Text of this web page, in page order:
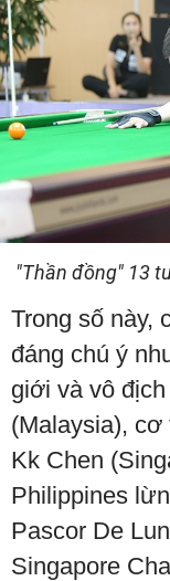
"Thần đồng" 13
Trong số này,
đáng chú ý
giới và vô
(Malaysia),
Kk Chen
Philippines
Pascor De
Singapore